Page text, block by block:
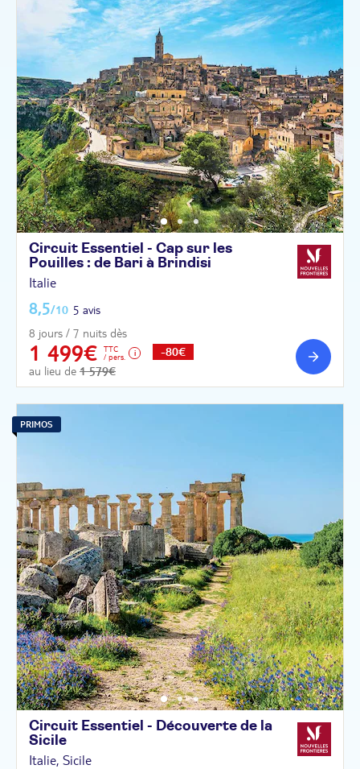
Circuit Essentiel - Cap sur les
Pouilles : de Bari à Brindisi
Italie
8,5/10 5 avis
8 jours / 7 nuits dès
1 499€
TTC
/ pers.
au lieu de 1 579€
-80€
PRIMOS
Circuit Essentiel - Découverte de la
Sicile
Italie, Sicile